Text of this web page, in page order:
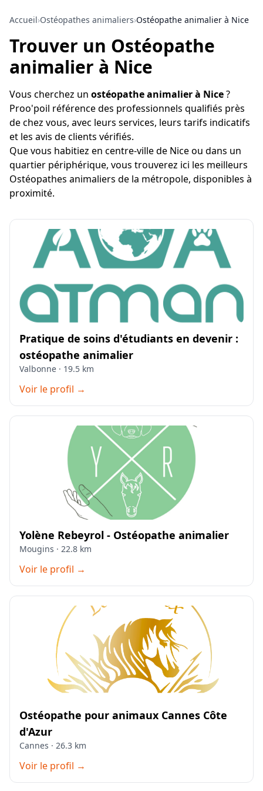
Accueil›Ostéopathes animaliers›Ostéopathe animalier à Nice
Trouver un Ostéopathe
animalier à Nice
Vous cherchez un ostéopathe animalier à Nice?
Proo'poil référence des professionnels qualifiés près
de chez vous, avec leurs services, leurs tarifs indicatifs
et les avis de clients vérifiés.
Que vous habitiez en centre-ville de Nice ou dans un
quartier périphérique, vous trouverez ici les meilleurs
Ostéopathes animaliers de la métropole, disponibles à
proximité.
Pratique de soins d'étudiants en devenir :
ostéopathe animalier
Valbonne · 19.5 km
Voir le profil →
Yolène Rebeyrol - Ostéopathe animalier
Mougins · 22.8 km
Voir le profil →
Ostéopathe pour animaux Cannes Côte
d'Azur
Cannes · 26.3 km
Voir le profil →